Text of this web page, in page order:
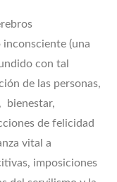
(una
con tal
de las personas,
bienestar,
de felicidad
vital a
imposiciones